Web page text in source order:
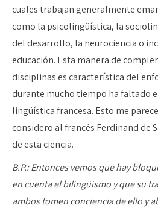
cuales trabajan generalmente
como la psicolingüística, la
del desarrollo, la neurociencia o
educación. Esta manera de
disciplinas es característica del
durante mucho tiempo ha faltado
lingüística francesa. Esto me
considero al francés Ferdinand de
de esta ciencia.
B.P.: Entonces vemos que hay
en cuenta el bilingüismo y que su
ambos tomen conciencia de ello y